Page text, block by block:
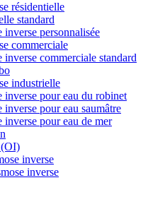
résidentielle
standard
inverse personnalisée
commerciale
inverse commerciale standard
industrielle
inverse pour eau du robinet
inverse pour eau saumâtre
inverse pour eau de mer
(OI)
inverse
inverse